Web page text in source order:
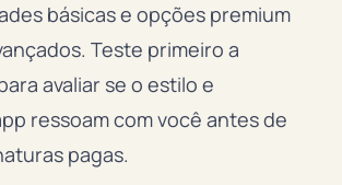
básicas e opções premium
Teste primeiro a
avaliar se o estilo e
ressoam com você antes de
pagas.